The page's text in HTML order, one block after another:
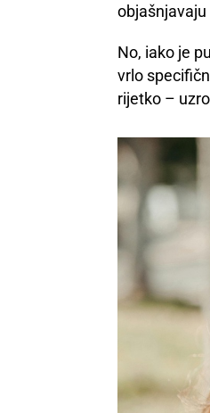
No, iako je
vrlo
rijetko –